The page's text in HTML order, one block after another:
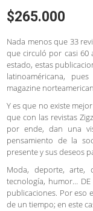
$265.000
Nada menos que 33
que circuló por casi 60
estado, estas
latinoaméricana,
magazine
Y es que no existe
que con las revistas
por ende, dan una
pensamiento de la
presente y sus deseos
Moda, deporte, arte,
tecnología, humor…
publicaciones. Por eso
de un tiempo; en este